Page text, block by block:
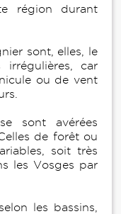
région durant
sont, elles, le
irrégulières, car
ou de vent
sont avérées
de forêt ou
soit très
les Vosges par
les bassins,